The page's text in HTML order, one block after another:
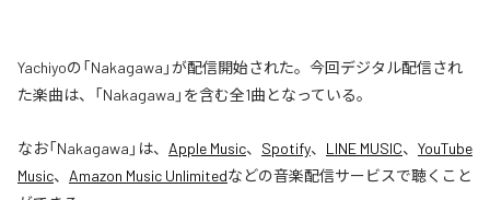
Yachiyoの「Nakagawa」が配信開始された。今回デジタル配信され
た楽曲は、「Nakagawa」を含む全1曲となっている。
なお「Nakagawa 」は、 Apple Music、 Spotify、 LINE MUSIC、 YouTube
Music、 Amazon Music Unlimitedなどの音楽配信サービスで聴くこと